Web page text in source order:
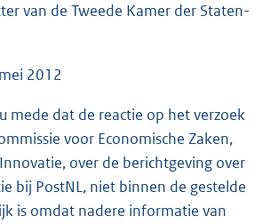
b
van de Tweede Kamer der Staten-
2012
mede dat de reactie op het verzoek
voor Economische Zaken,
over de berichtgeving over
bij PostNL, niet binnen de gestelde
is omdat nadere informatie van